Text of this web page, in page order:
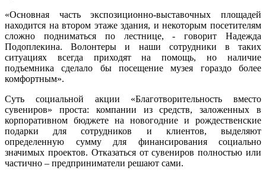
«Основная часть экспозиционно-выставочных площадей
находится на втором этаже здания, и некоторым посетителям
сложно подниматься по лестнице, - говорит Надежда
Подоплекина. Волонтеры и наши сотрудники в таких
ситуациях всегда приходят на помощь, но наличие
подъемника сделало бы посещение музея гораздо более
комфортным».
Суть социальной акции «Благотворительность вместо
сувениров» проста: компании из средств, заложенных в
корпоративном бюджете на новогодние и рождественские
подарки для сотрудников и клиентов, выделяют
определенную сумму для финансирования социально
значимых проектов. Отказаться от сувениров полностью или
частично – предприниматели решают сами.